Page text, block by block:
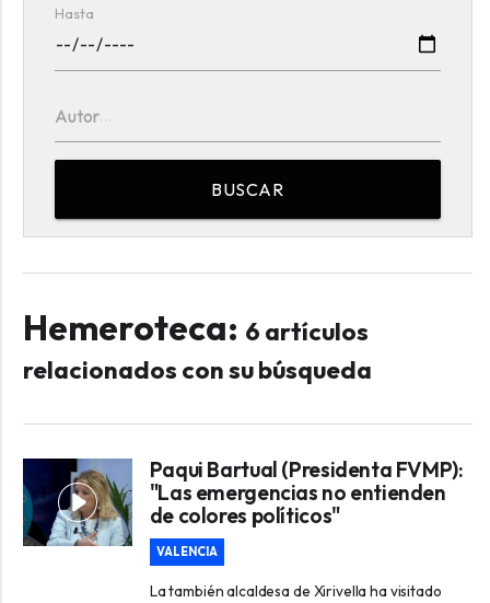
Hasta
Autor
BUSCAR
Hemeroteca: 6 artículos
relacionados con su búsqueda
Paqui Bartual (Presidenta FVMP):
"Las emergencias no entienden
de colores políticos"
VALENCIA
La también alcaldesa de Xirivella ha visitado